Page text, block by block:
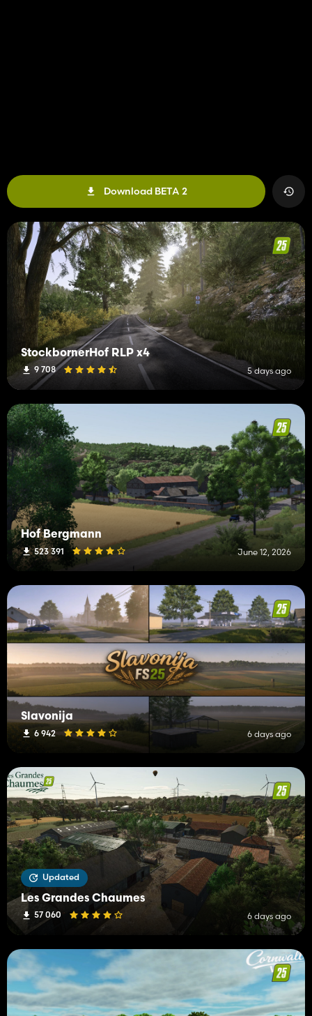
Download BETA 2
StockbornerHof RLP x4
9 708 5 days ago
Hof Bergmann
523 391 June 12, 2026
Slavonija
6 942 6 days ago
Updated
Les Grandes Chaumes
57 060 6 days ago